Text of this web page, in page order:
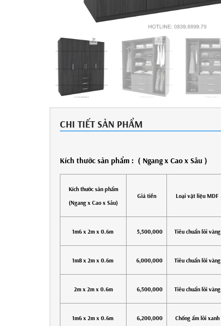
CHI TIẾT SẢN PHẨM
Kích thước sản phẩm : ( Ngang x Cao x Sâu )
Kích thước sản phẩm
(Ngang x Cao x Sâu)
Giá tiền Loại vật liệu MDF
1m6 x 2m x 0.6m 5,500,000 Tiêu chuẩn lõi vàng
1m8 x 2m x 0.6m 6,000,000 Tiêu chuẩn lõi vàng
2m x 2m x 0.6m 6,500,000 Tiêu chuẩn lõi vàng
1m6 x 2m x 0.6m 6,200,000 Chống ẩm lõi xanh